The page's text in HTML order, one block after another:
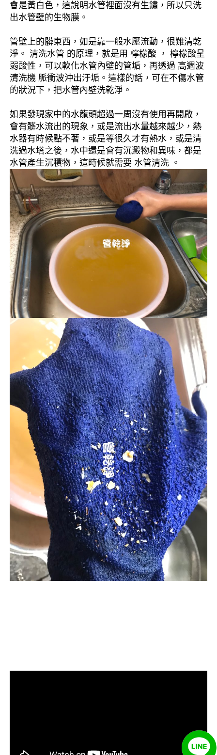
會是黃白色，這說明水管裡面沒有生鏽，所以只洗
出水管壁的生物膜。
管壁上的髒東西，如是靠一般水壓流動，很難清乾
淨。 清洗水管 的原理，就是用 檸檬酸 ， 檸檬酸呈
弱酸性，可以軟化水管內壁的管垢，再透過 高週波
清洗機 脈衝波沖出汙垢。這樣的話，可在不傷水管
的狀況下，把水管內壁洗乾淨。
如果發現家中的水龍頭超過一周沒有使用再開啟，
會有髒水流出的現象，或是流出水量越來越少，熱
水器有時候點不著，或是等很久才有熱水，或是清
洗過水塔之後，水中還是會有沉澱物和異味，都是
水管產生沉積物，這時候就需要 水管清洗 。